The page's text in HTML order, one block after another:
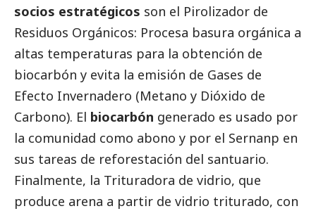
socios estratégicos son el Pirolizador de
Residuos Orgánicos: Procesa basura orgánica a
altas temperaturas para la obtención de
biocarbón y evita la emisión de Gases de
Efecto Invernadero (Metano y Dióxido de
Carbono). El biocarbón generado es usado por
la comunidad como abono y por el Sernanp en
sus tareas de reforestación del santuario.
Finalmente, la Trituradora de vidrio, que
produce arena a partir de vidrio triturado, con